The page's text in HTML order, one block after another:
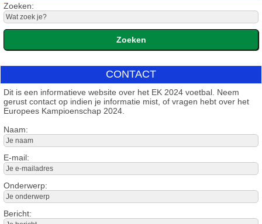
Zoeken:
CONTACT
Dit is een informatieve website over het EK 2024 voetbal. Neem
gerust contact op indien je informatie mist, of vragen hebt over het
Europees Kampioenschap 2024.
Naam:
E-mail:
Onderwerp:
Bericht: